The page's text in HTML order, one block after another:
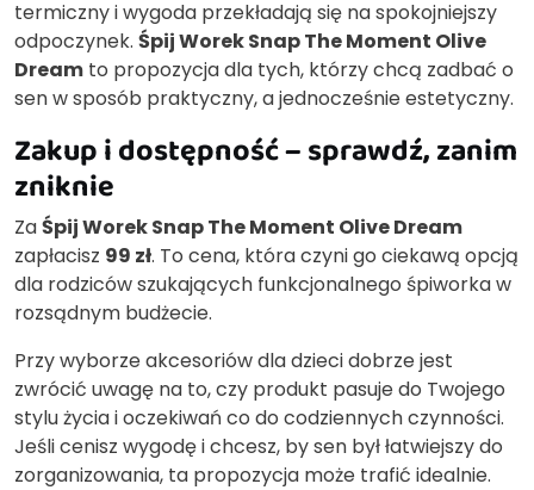
termiczny i wygoda przekładają się na spokojniejszy
odpoczynek. Śpij Worek Snap The Moment Olive
Dream to propozycja dla tych, którzy chcą zadbać o
sen w sposób praktyczny, a jednocześnie estetyczny.
Zakup i dostępność – sprawdź, zanim
zniknie
ZaŚpij Worek Snap The Moment Olive Dream
zapłacisz 99 zł. To cena, która czyni go ciekawą opcją
dla rodziców szukających funkcjonalnego śpiworka w
rozsądnym budżecie.
Przy wyborze akcesoriów dla dzieci dobrze jest
zwrócić uwagę na to, czy produkt pasuje do Twojego
stylu życia i oczekiwań co do codziennych czynności.
Jeśli cenisz wygodę i chcesz, by sen był łatwiejszy do
zorganizowania, ta propozycja może trafić idealnie.